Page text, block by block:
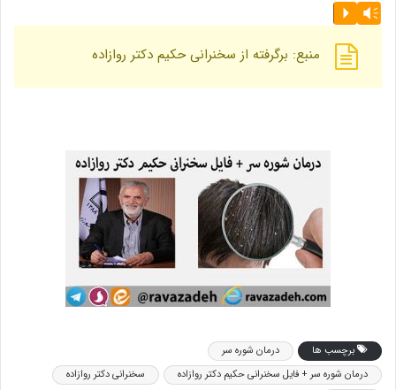
پخش‌کننده
Vm
P
منبع: برگرفته از سخنرانی حکیم دکتر روازاده
برچسب ها
درمان شوره سر
درمان شوره سر + فایل سخنرانی حکیم دکتر روازاده
سخنرانی دکتر روازاده